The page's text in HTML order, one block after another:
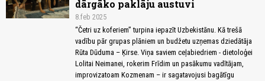
dārgāko paklāju austuvi
8.feb 2025
“Četri uz koferiem” turpina iepazīt Uzbekistānu. Kā trešā
vadību pār grupas plāniem un budžetu uzņemas dziedātāja
Rūta Dūduma – Ķirse. Viņa saviem ceļabiedriem - dietoloģei
Lolitai Neimanei, rokerim Frīdim un pasākumu vadītājam,
improvizatoam Kozmenam – ir sagatavojusi bagātīgu